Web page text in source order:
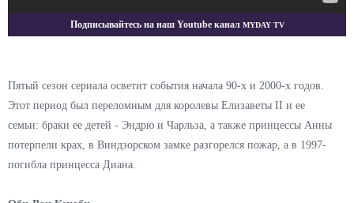
Подписывайтесь на наш Youtube канал Myday TV
Пятый сезон сериала осветит события начала 90-х и 2000-х годов.
Этот период был переломным для королевы Елизаветы II и ее
семьи: браки ее детей - Эндрю и Чарльза, а также принцессы Анны
потерпели крах, в Виндзорском замке разгорелся пожар, а в 1997-
погибла принцесса Диана.